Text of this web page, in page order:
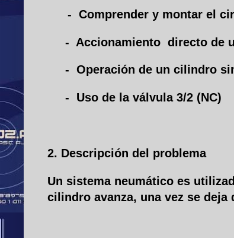
- Comprender y montar el
- Accionamiento directo de
- Operación de un cilindro
- Uso de la válvula 3/2 (NC)
2. Descripción del problema
Un sistema neumático es
cilindro avanza, una vez se